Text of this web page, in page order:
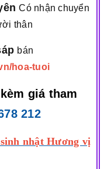
Có nhận chuyển
thân
bán
hoa-tuoi
giá tham
212
nhật Hương vị